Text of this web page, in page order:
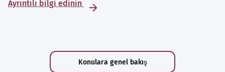
Ayrıntılı bilgi edinin
Konulara genel bakış